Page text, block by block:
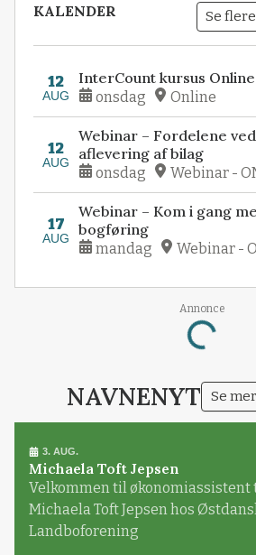
KALENDER Se
12
AUG
InterCount kursus Online
onsdag Online
12
AUG
Webinar – Fordelene
aflevering af bilag
onsdag Webinar -
17
AUG
Webinar – Kom i gang
bogføring
mandag Webinar -
Annonce
Loading...
NAVNENYT Se
3. AUG.
Michaela Toft Jepsen
Velkommen til økonomiassistent
Michaela Toft Jepsen hos
Landboforening